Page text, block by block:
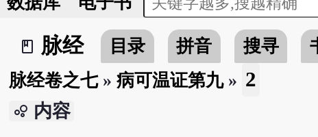
book_2
脉经 目录 拼音 搜寻
脉经卷之七» 病可温证第九» 2
bubble_chart 内容